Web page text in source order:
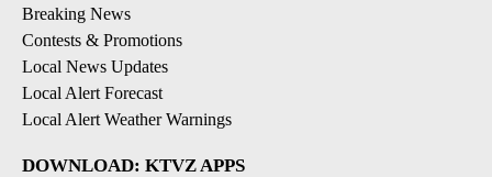
Breaking News
Contests & Promotions
Local News Updates
Local Alert Forecast
Local Alert Weather Warnings
DOWNLOAD: KTVZ APPS